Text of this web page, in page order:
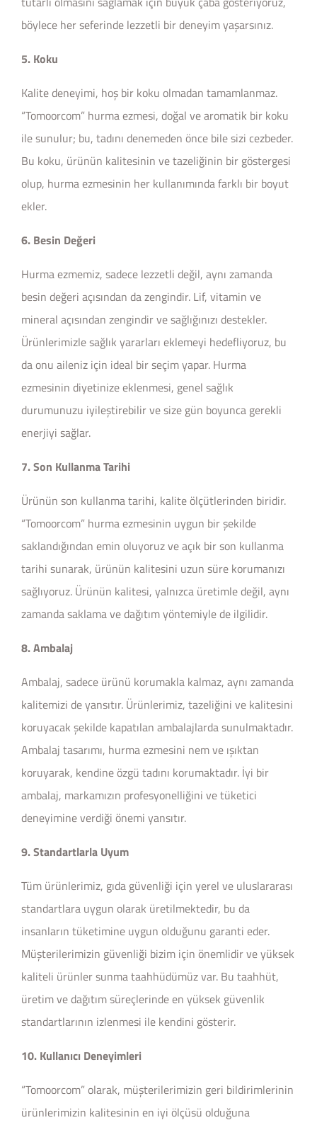
böylece her seferinde lezzetli bir deneyim yaşarsınız.
5. Koku
Kalite deneyimi, hoş bir koku olmadan tamamlanmaz.
“Tomoorcom” hurma ezmesi, doğal ve aromatik bir koku
ile sunulur; bu, tadını denemeden önce bile sizi cezbeder.
Bu koku, ürünün kalitesinin ve tazeliğinin bir göstergesi
olup, hurma ezmesinin her kullanımında farklı bir boyut
ekler.
6. Besin Değeri
Hurma ezmemiz, sadece lezzetli değil, aynı zamanda
besin değeri açısından da zengindir. Lif, vitamin ve
mineral açısından zengindir ve sağlığınızı destekler.
Ürünlerimizle sağlık yararları eklemeyi hedefliyoruz, bu
da onu aileniz için ideal bir seçim yapar. Hurma
ezmesinin diyetinize eklenmesi, genel sağlık
durumunuzu iyileştirebilir ve size gün boyunca gerekli
enerjiyi sağlar.
7. Son Kullanma Tarihi
Ürünün son kullanma tarihi, kalite ölçütlerinden biridir.
“Tomoorcom” hurma ezmesinin uygun bir şekilde
saklandığından emin oluyoruz ve açık bir son kullanma
tarihi sunarak, ürünün kalitesini uzun süre korumanızı
sağlıyoruz. Ürünün kalitesi, yalnızca üretimle değil, aynı
zamanda saklama ve dağıtım yöntemiyle de ilgilidir.
8. Ambalaj
Ambalaj, sadece ürünü korumakla kalmaz, aynı zamanda
kalitemizi de yansıtır. Ürünlerimiz, tazeliğini ve kalitesini
koruyacak şekilde kapatılan ambalajlarda sunulmaktadır.
Ambalaj tasarımı, hurma ezmesini nem ve ışıktan
koruyarak, kendine özgü tadını korumaktadır. İyi bir
ambalaj, markamızın profesyonelliğini ve tüketici
deneyimine verdiği önemi yansıtır.
9. Standartlarla Uyum
Tüm ürünlerimiz, gıda güvenliği için yerel ve uluslararası
standartlara uygun olarak üretilmektedir, bu da
insanların tüketimine uygun olduğunu garanti eder.
Müşterilerimizin güvenliği bizim için önemlidir ve yüksek
kaliteli ürünler sunma taahhüdümüz var. Bu taahhüt,
üretim ve dağıtım süreçlerinde en yüksek güvenlik
standartlarının izlenmesi ile kendini gösterir.
10. Kullanıcı Deneyimleri
“Tomoorcom” olarak, müşterilerimizin geri bildirimlerinin
ürünlerimizin kalitesinin en iyi ölçüsü olduğuna